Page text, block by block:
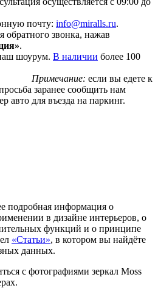
почту: info@miralls.ru.
обратного звонка, нажав
.
шоурум. В наличии более 100
зеркал.
Примечание: если вы едете к
заранее сообщить нам
авто для въезда на паркинг.
подробная информация о
в дизайне интерьеров, о
функций и о принципе
«Статьи», в котором вы найдёте
данных.
с фотографиями зеркал Moss